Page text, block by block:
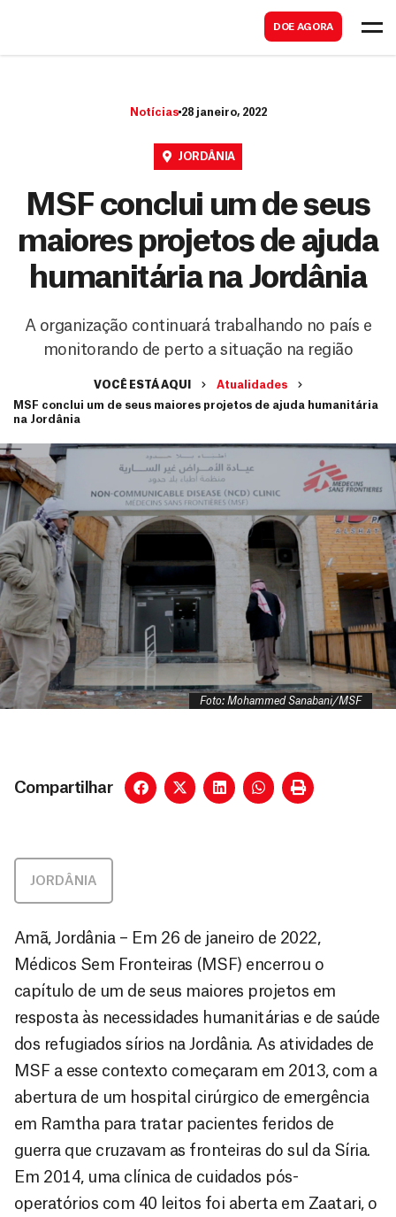
DOE AGORA
r
Notícias 28 janeiro, 2022
JORDÂNIA
MSF conclui um de seus
maiores projetos de ajuda
humanitária na Jordânia
A organização continuará trabalhando no país e
monitorando de perto a situação na região
VOCÊ ESTÁ AQUI
Atualidades
MSF conclui um de seus maiores projetos de ajuda humanitária
na Jordânia
Foto: Mohammed Sanabani/MSF
Compartilhar
JORDÂNIA
Amã, Jordânia – Em 26 de janeiro de 2022,
Médicos Sem Fronteiras (MSF) encerrou o
capítulo de um de seus maiores projetos em
resposta às necessidades humanitárias e de saúde
dos refugiados sírios na Jordânia. As atividades de
MSF a esse contexto começaram em 2013, com a
abertura de um hospital cirúrgico de emergência
em Ramtha para tratar pacientes feridos de
guerra que cruzavam as fronteiras do sul da Síria.
Em 2014, uma clínica de cuidados pós-
operatórios com 40 leitos foi aberta em Zaatari, o
a
r